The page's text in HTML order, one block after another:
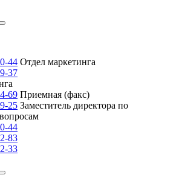
44 Отдел маркетинга
37
69 Приемная (факс)
25 Заместитель директора по
44
83
33